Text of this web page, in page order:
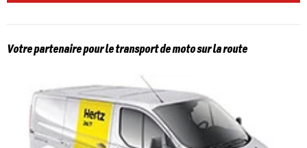
Votre partenaire pour le transport de moto sur la route